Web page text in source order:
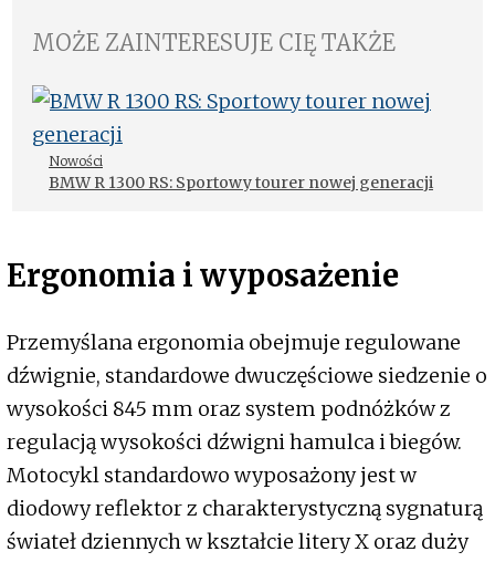
MOŻE ZAINTERESUJE CIĘ TAKŻE
Nowości
BMW R 1300 RS: Sportowy tourer nowej generacji
Ergonomia i wyposażenie
Przemyślana ergonomia obejmuje regulowane
dźwignie, standardowe dwuczęściowe siedzenie o
wysokości 845 mm oraz system podnóżków z
regulacją wysokości dźwigni hamulca i biegów.
Motocykl standardowo wyposażony jest w
diodowy reflektor z charakterystyczną sygnaturą
świateł dziennych w kształcie litery X oraz duży